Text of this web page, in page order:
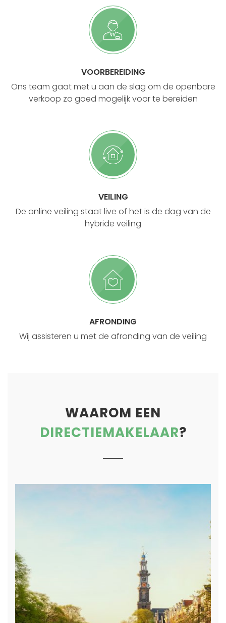
VOORBEREIDING
Ons team gaat met u aan de slag om de openbare
verkoop zo goed mogelijk voor te bereiden
VEILING
De online veiling staat live of het is de dag van de
hybride veiling
AFRONDING
Wij assisteren u met de afronding van de veiling
WAAROM EEN
DIRECTIEMAKELAAR?